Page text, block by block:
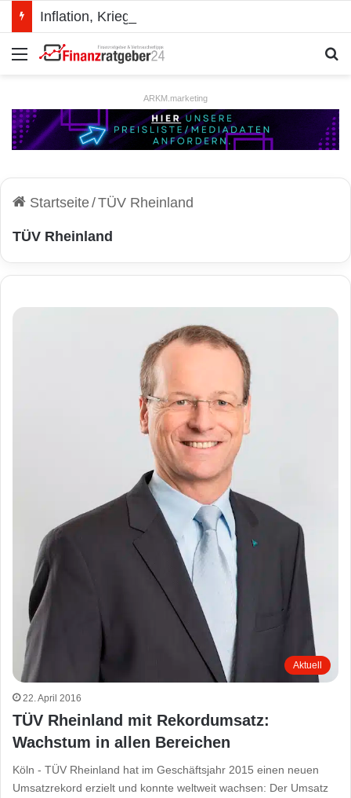
Menü
ARKM.marketing
Startseite/TÜV Rheinland
TÜV Rheinland
Aktuell
22. April 2016
TÜV Rheinland mit Rekordumsatz:
Wachstum in allen Bereichen
Köln - TÜV Rheinland hat im Geschäftsjahr 2015 einen neuen
Umsatzrekord erzielt und konnte weltweit wachsen: Der Umsatz